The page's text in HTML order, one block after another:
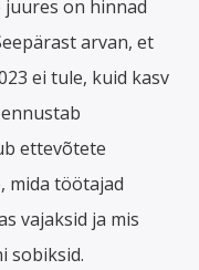
on hinnad
arvan, et
ei tule, kuid kasv
ettevõtete
mida töötajad
vajaksid ja mis
sobiksid.